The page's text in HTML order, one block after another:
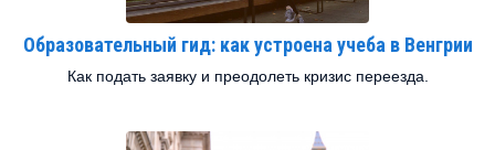
Образовательный гид: как устроена учеба в Венгрии
Как подать заявку и преодолеть кризис переезда.